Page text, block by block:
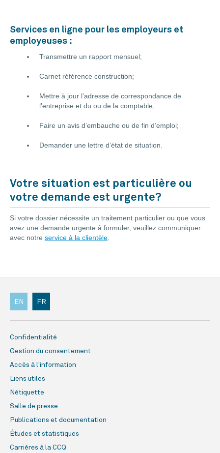
Services en ligne pour les employeurs et
employeuses :
Transmettre un rapport mensuel;
Carnet référence construction;
Mettre à jour l’adresse de correspondance de
l’entreprise et du ou de la comptable;
Faire un avis d’embauche ou de fin d’emploi;
Demander une lettre d’état de situation.
Votre situation est particulière ou
votre demande est urgente?
Si votre dossier nécessite un traitement particulier ou que vous
avez une demande urgente à formuler, veuillez communiquer
avec notre service à la clientèle
Confidentialité
Gestion du consentement
Accès à l'information
Liens utiles
Nétiquette
Salle de presse
Publications et documentation
Études et statistiques
Carrières à la CCQ
EN FR